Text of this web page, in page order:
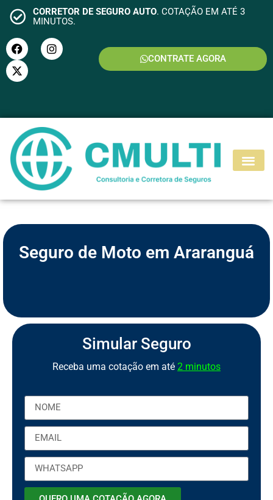
CORRETOR DE SEGURO AUTO. COTAÇÃO EM ATÉ 3
MINUTOS.
CONTRATE AGORA
SEGURO MOTO
Seguro de Moto em Araranguá
Simular Seguro
Receba uma cotação em até 2 minutos